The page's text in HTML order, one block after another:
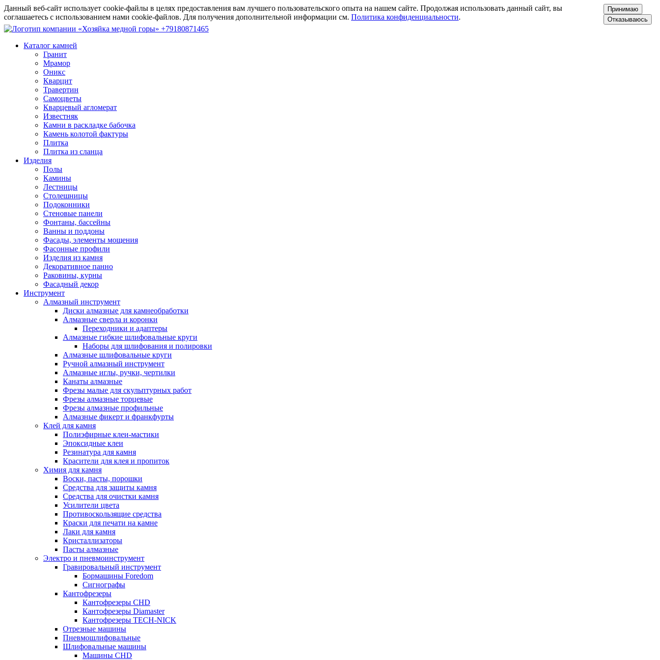
Данный веб-сайт использует cookie-файлы в целях предоставления вам лучшего пользовательского опыта на нашем сайте. Продолжая использовать данный сайт, вы
соглашаетесь с использованием нами cookie-файлов. Для получения дополнительной информации см. Политика конфиденциальности.
Принимаю
Отказываюсь
+79180871465
Каталог камней
Гранит
Мрамор
Оникс
Кварцит
Травертин
Самоцветы
Кварцевый агломерат
Известняк
Камни в раскладке бабочка
Камень колотой фактуры
Плитка
Плитка из сланца
Изделия
Полы
Камины
Лестницы
Столешницы
Подоконники
Стеновые панели
Фонтаны, бассейны
Ванны и поддоны
Фасады, элементы мощения
Фасонные профили
Изделия из камня
Декоративное панно
Раковины, курны
Фасадный декор
Инструмент
Алмазный инструмент
Диски алмазные для камнеобработки
Алмазные сверла и коронки
Переходники и адаптеры
Алмазные гибкие шлифовальные круги
Наборы для шлифования и полировки
Алмазные шлифовальные круги
Ручной алмазный инструмент
Алмазные иглы, ручки, чертилки
Канаты алмазные
Фрезы малые для скульптурных работ
Фрезы алмазные торцевые
Фрезы алмазные профильные
Алмазные фикерт и франкфурты
Клей для камня
Полиэфирные клеи-мастики
Эпоксидные клеи
Резинатура для камня
Красители для клея и пропиток
Химия для камня
Воски, пасты, порошки
Средства для защиты камня
Средства для очистки камня
Усилители цвета
Противоскользящие средства
Краски для печати на камне
Лаки для камня
Кристаллизаторы
Пасты алмазные
Электро и пневмоинструмент
Гравировальный инструмент
Бормашины Foredom
Сигнографы
Кантофрезеры
Кантофрезеры CHD
Кантофрезеры Diamaster
Кантофрезеры TECH-NICK
Отрезные машины
Пневмошлифовальные
Шлифовальные машины
Машины CHD